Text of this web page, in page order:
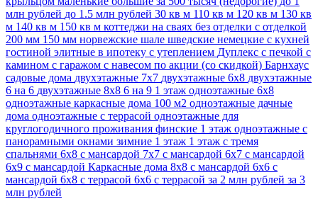
млн рублей до 1.5 млн рублей 30 кв м 110 кв м 120 кв м 130 кв
м 140 кв м 150 кв м коттеджи на сваях без отделки с отделкой
200 мм 150 мм норвежские шале шведские немецкие с кухней
гостиной элитные в ипотеку с утеплением Дуплекс с печкой с
камином с гаражом с навесом по акции (со скидкой) Барнхаус
садовые дома двухэтажные 7х7 двухэтажные 6х8 двухэтажные
6 на 6 двухэтажные 8х8 6 на 9 1 этаж одноэтажные 6х8
одноэтажные каркасные дома 100 м2 одноэтажные дачные
дома одноэтажные с террасой одноэтажные для
круглогодичного проживания финские 1 этаж одноэтажные с
панорамными окнами зимние 1 этаж 1 этаж с тремя
спальнями 6х8 с мансардой 7х7 с мансардой 6х7 с мансардой
6x9 с мансардой Каркасные дома 8х8 с мансардой 6х6 с
мансардой 6х8 с террасой 6x6 с террасой за 2 млн рублей за 3
млн рублей